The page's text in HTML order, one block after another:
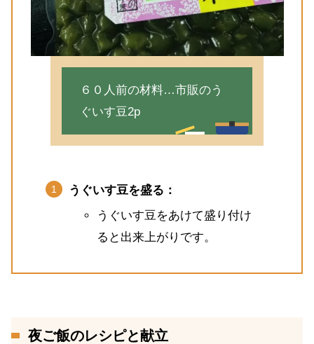
６０人前の材料…市販のう
ぐいす豆2p
うぐいす豆を盛る：
うぐいす豆をあけて盛り付け
ると出来上がりです。
夜ご飯のレシピと献立